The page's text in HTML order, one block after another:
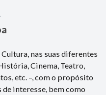
nas suas diferentes
Cinema, Teatro,
etc. –, com o propósito
interesse, bem como